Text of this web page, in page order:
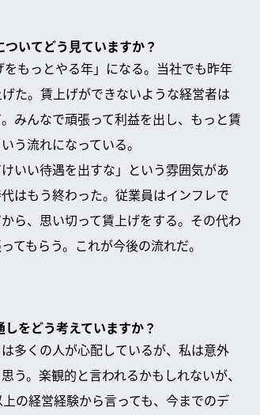
いてどう見ていますか？
もっとやる年」になる。当社でも昨年
た。賃上げができないような経営者は
みんなで頑張って利益を出し、もっと賃
う流れになっている。
いい待遇を出すな」という雰囲気があ
はもう終わった。従業員はインフレで
ら、思い切って賃上げをする。その代わ
てもらう。これが今後の流れだ。
をどう考えていますか？
多くの人が心配しているが、私は意外
う。楽観的と言われるかもしれないが、
の経営経験から言っても、今までのデ